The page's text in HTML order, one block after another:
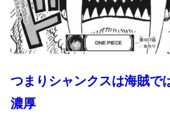
つまりシャンクスは海賊で
濃厚